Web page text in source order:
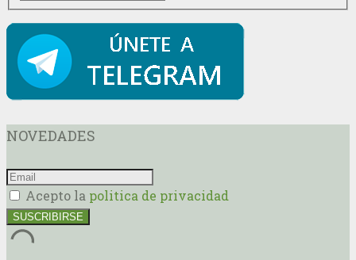
NOVEDADES
Acepto la politica de privacidad